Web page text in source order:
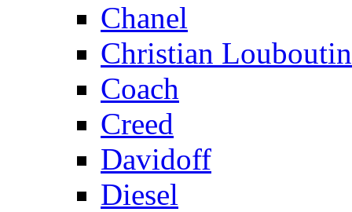
Chanel
Christian Louboutin
Coach
Creed
Davidoff
Diesel